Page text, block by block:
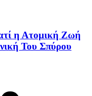
η Ατομική Ζωή
Του Σπύρου